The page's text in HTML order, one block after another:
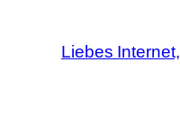
Liebes Internet,